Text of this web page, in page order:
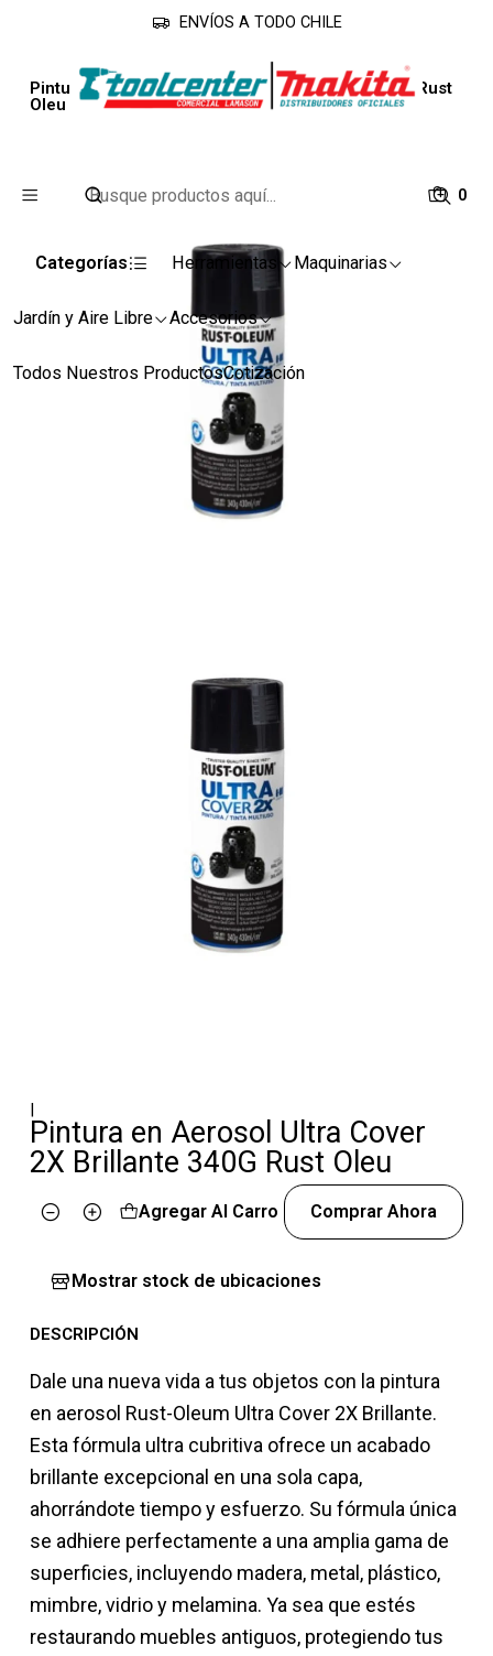
0
Categorías Herramientas Maquinarias
Jardín y Aire Libre Accesorios
Todos Nuestros ProductosCotización
ENVÍOS A TODO CHILE
Piso y Pared
Esmaltes
Pintura en Aerosol Ultra Cover 2X Brillante 340G Rust
Oleu
|
Pintura en Aerosol Ultra Cover
2X Brillante 340G Rust Oleu
Cantidad
Agregar Al Carro Comprar Ahora
Mostrar stock de ubicaciones
DESCRIPCIÓN
Dale una nueva vida a tus objetos con la pintura
en aerosol Rust-Oleum Ultra Cover 2X Brillante.
Esta fórmula ultra cubritiva ofrece un acabado
brillante excepcional en una sola capa,
ahorrándote tiempo y esfuerzo. Su fórmula única
se adhiere perfectamente a una amplia gama de
superficies, incluyendo madera, metal, plástico,
mimbre, vidrio y melamina. Ya sea que estés
restaurando muebles antiguos, protegiendo tus